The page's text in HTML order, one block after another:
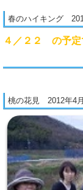
春のハイキング
４／２２ の予定
桃の花見 2012年4月